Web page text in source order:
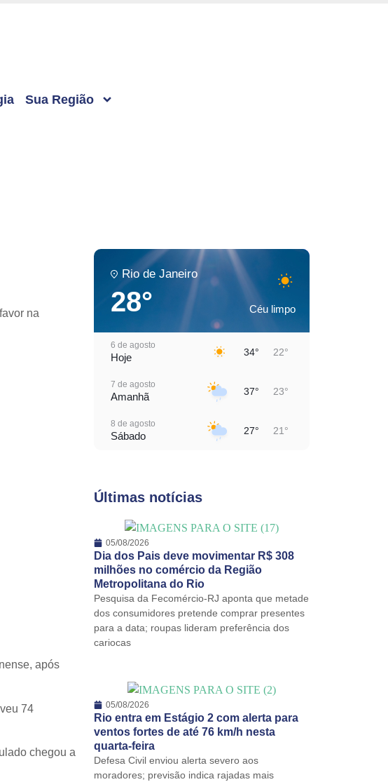
Sua Região
na
após
74
chegou a
Rio de Janeiro
28° Céu limpo
6 de agosto
Hoje 34° 22°
7 de agosto
Amanhã 37° 23°
8 de agosto
Sábado 27° 21°
10 de agosto
11 de agosto
Terça-Feira
12 de agosto
Quarta-Feira
Últimas notícias
05/08/2026
Dia dos Pais deve movimentar R$ 308
milhões no comércio da Região
Metropolitana do Rio
Pesquisa da Fecomércio-RJ aponta que metade
dos consumidores pretende comprar presentes
para a data; roupas lideram preferência dos
cariocas
05/08/2026
Rio entra em Estágio 2 com alerta para
ventos fortes de até 76 km/h nesta
quarta-feira
Defesa Civil enviou alerta severo aos
moradores; previsão indica rajadas mais